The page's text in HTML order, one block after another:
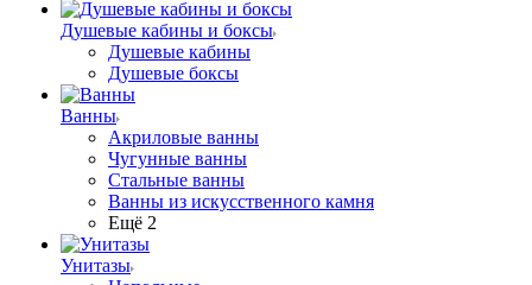
Душевые кабины и боксы
Душевые кабины
Душевые боксы
Ванны
Акриловые ванны
Чугунные ванны
Стальные ванны
Ванны из искусственного камня
Ещё 2
Унитазы